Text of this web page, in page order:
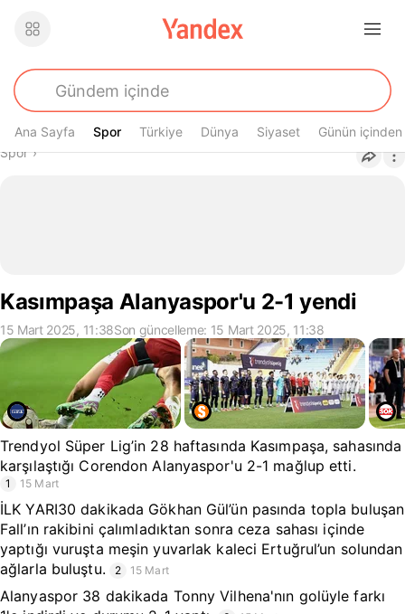
Ana Sayfa Spor
Spor Türkiye Dünya Siyaset Günün içinden
Buradasın
Spor›
Kasımpaşa Alanyaspor'u 2-1 yendi
15 Mart 2025, 11:38Son güncelleme: 15 Mart 2025, 11:38
Trendyol Süper Lig’in 28 haftasında Kasımpaşa, sahasında
karşılaştığı Corendon Alanyaspor'u 2-1 mağlup etti.
1 15 Mart
İLK YARI30 dakikada Gökhan Gül’ün pasında topla buluşan
Fall’ın rakibini çalımladıktan sonra ceza sahası içinde
yaptığı vuruşta meşin yuvarlak kaleci Ertuğrul’un solundan
ağlarla buluştu.
2 15 Mart
Alanyaspor 38 dakikada Tonny Vilhena'nın golüyle farkı